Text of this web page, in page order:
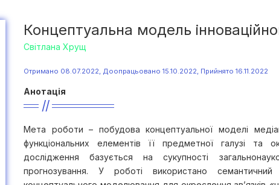
Концептуальна модель
Світлана Хрущ
Отримано 08.07.2022, Доопрацьовано 15.10.2022, Прийнято 16.11.2022
Анотація
Мета роботи – побудова концептуальної моделі
функціональних елементів її предметної галузі та
дослідження базується на сукупності
прогнозування. У роботі використано